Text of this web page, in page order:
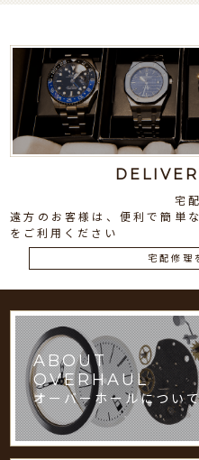
宅
遠方のお客様は、便利で簡単
をご利用ください
宅配修理
ABOUT
OVERHAUL
オーバーホールについ